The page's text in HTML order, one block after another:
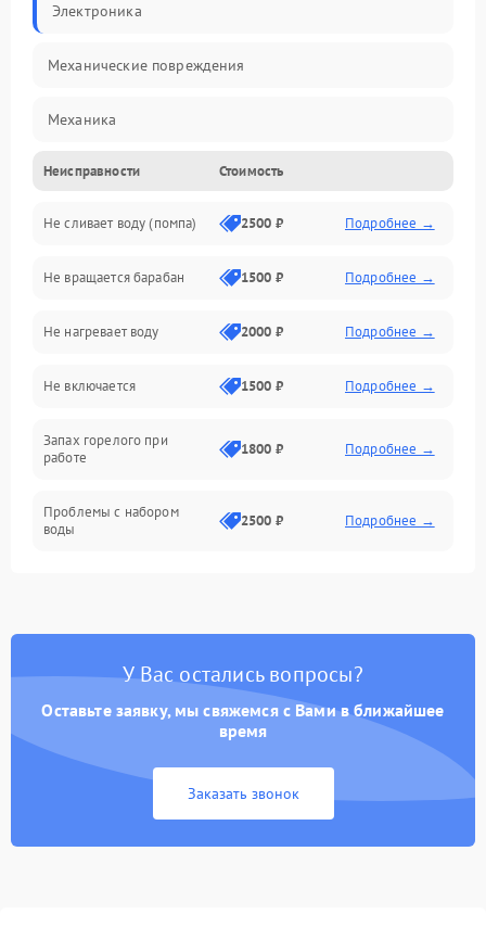
Электроника
Механические повреждения
Механика
Электропитание
Водоснабжение
Слив
Программное обеспечение
Неисправности Стоимость
Не сливает воду (помпа) 2500 ₽ Подробнее →
Не вращается барабан 1500 ₽ Подробнее →
Не нагревает воду 2000 ₽ Подробнее →
Не включается 1500 ₽ Подробнее →
Запах горелого при
работе
1800 ₽ Подробнее →
Проблемы с набором
воды
2500 ₽ Подробнее →
Замена платы управления 2200 ₽ Подробнее →
У Вас остались вопросы?
Оставьте заявку, мы свяжемся с Вами в ближайшее
время
Заказать звонок